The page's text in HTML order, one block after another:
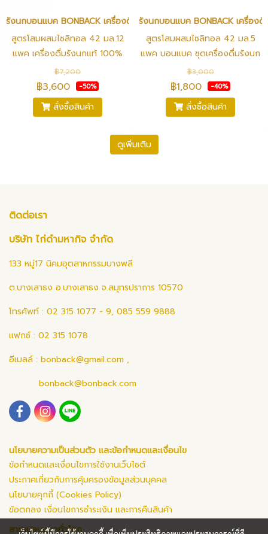
รังนกบอนแบค BONBACK เครื่องดื่มรังนกสำเร็จรูป สูตรโสมผสมไซลิทอ
สูตรโสมผสมไซลิทอล 42 มล.12
แพค เครื่องดื่มรังนกแท้ 100%
คุณภาพสูง ผลิตจากรังนกแท้จาก
ถ้ำธรรมชาติ ไม่มีสารปรุงแต่ง และ
วัตถุกันเสีย เพื่อคงคุณค่า
ธรรมชาติไว้ให้ได้มากที่สุด และปรุง
ผลิตที่ทันสมัย (Sterilized) สะอาด
ถูกสุขลักษณะ ไม่เจือสี ไม่ใช้วัตถุ
ความหวานจากน้ำตาลกรวด
฿7,200
฿3,600 -50%
สั่งซื้อสินค้า
รังนกบอนแบค BONBACK เครื่อง
สูตรโสมผสมไซลิทอล 42 มล.5
แพค บอนแบค ชุดเครื่องดื่มรังนก
สำเร็จรูปผสมโสม 42 ซีซี.เครื่องดื่ม
รังนกแท้ 100% คุณภาพสูง ผลิต
จากรังนกแท้จากถ้ำธรรมชาติ ไม่มี
สารปรุงแต่ง และวัตถุกันเสีย เพื่อ
และปรุงรสตามสูตรเฉพาะ ผ่าน
กรรมวิธีการผลิตที่ทันสมัย
฿3,000
฿1,800 -40%
สั่งซื้อสินค้า
ดูเพิ่มเติม
ติดต่อเรา
บริษัท ไก่ดำมหากิจ จำกัด
133 หมู่17 นิคมอุตสาหกรรมบางพลี
ต.บางเสาธง อ.บางเสาธง จ.สมุทรปราการ 10570
โทรศัพท์ : 02 315 1077 - 9, 085 559 9888
แฟกซ์ : 02 315 1078
อีเมลล์ : bonback@gmail.com ,
bonback@bonback.com
นโยบายความเป็นส่วนตัว และข้อกำหนดและเงื่อนไข
ข้อกำหนดและเงื่อนไขการใช้งานเว็บไซต์
ประกาศเกี่ยวกับการคุ้มครองข้อมูลส่วนบุคคล
นโยบายคุกกี้ (Cookies Policy)
ข้อตกลง เงื่อนไขการชำระเงิน และการคืนสินค้า
สาขาบอนแบคทั่วโลก